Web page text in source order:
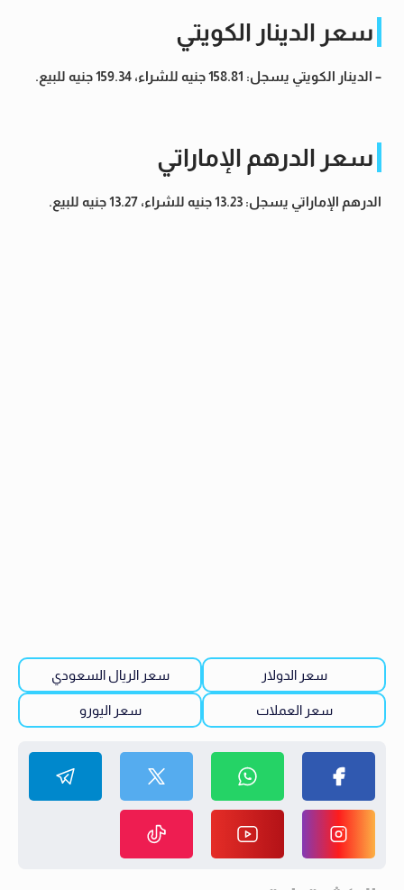
سعر الدينار الكويتي
– الدينار الكويتي يسجل: 158.81 جنيه للشراء، 159.34 جنيه للبيع.
سعر الدرهم الإماراتي
الدرهم الإماراتي يسجل: 13.23 جنيه للشراء، 13.27 جنيه للبيع.
سعر الدولار سعر الريال السعودي
سعر العملات سعر اليورو